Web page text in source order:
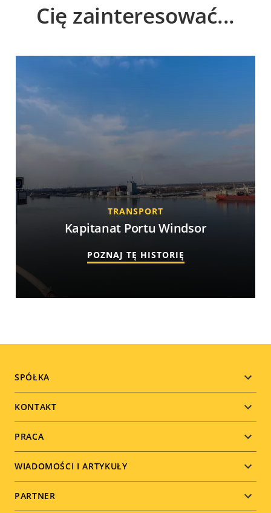
Cię zainteresować...
TRANSPORT
Kapitanat Portu Windsor
POZNAJ TĘ HISTORIĘ
Footer
menu
SPÓŁKA
KONTAKT
PRACA
WIADOMOŚCI I ARTYKUŁY
PARTNER